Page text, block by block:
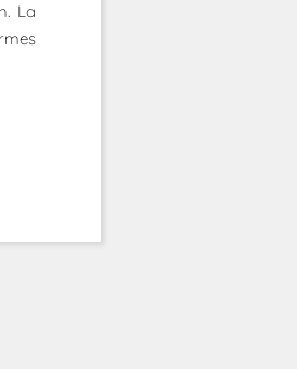
La